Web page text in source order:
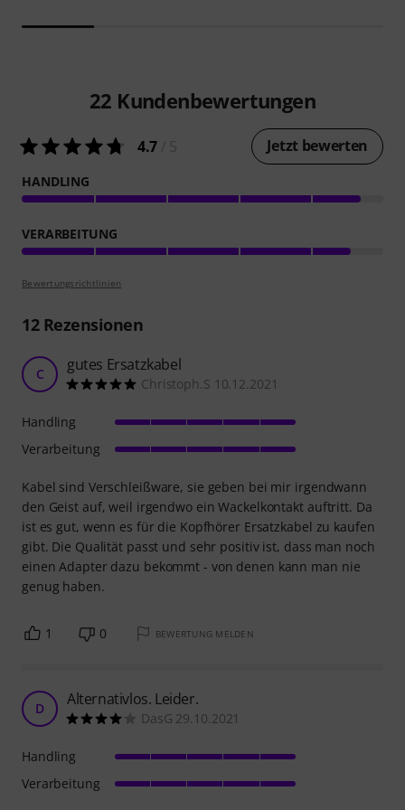
22 Kundenbewertungen
4.7 Jetzt bewerten
HANDLING
VERARBEITUNG
Bewertungsrichtlinien
12Rezensionen
C gutes Ersatzkabel
Christoph.S 10.12.2021
Kabel sind Verschleißware, sie geben bei mir irgendwann
den Geist auf, weil irgendwo ein Wackelkontakt auftritt. Da
ist es gut, wenn es für die Kopfhörer Ersatzkabel zu kaufen
gibt. Die Qualität passt und sehr positiv ist, dass man noch
einen Adapter dazu bekommt - von denen kann man nie
genug haben.
Handling
Verarbeitung
1 0 BEWERTUNG MELDEN
D Alternativlos. Leider.
DasG 29.10.2021
Handling
Verarbeitung